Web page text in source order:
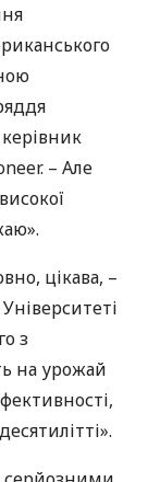
– Але
цікава, –
з
на урожай